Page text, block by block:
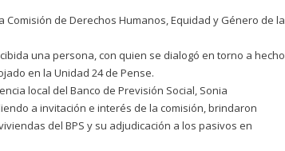
Comisión de Derechos Humanos, Equidad y Género de la
una persona, con quien se dialogó en torno a hecho
en la Unidad 24 de Pense.
local del Banco de Previsión Social, Sonia
a invitación e interés de la comisión, brindaron
del BPS y su adjudicación a los pasivos en